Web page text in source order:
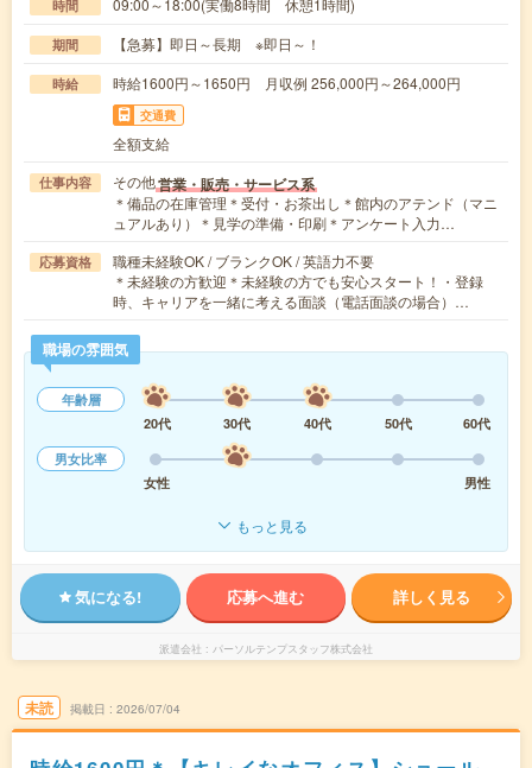
時間 09:00～18:00(実働8時間 休憩1時間)
期間 【急募】即日～長期 ※即日～！
時給 時給1600円～1650円 月収例 256,000円～264,000円
交通費
全額支給
仕事内容 その他営業・販売・サービス系
＊備品の在庫管理＊受付・お茶出し＊館内のアテンド（マニ
ュアルあり）＊見学の準備・印刷＊アンケート入力…
応募資格
職種未経験OK / ブランクOK / 英語力不要
＊未経験の方歓迎＊未経験の方でも安心スタート！・登録
時、キャリアを一緒に考える面談（電話面談の場合）…
職場の雰囲気
年齢層
20代
30代 40代 50代
60代
男女比率
女性
男性
もっと見る
気になる! 応募へ進む 詳しく見る
派遣会社 パーソルテンプスタッフ株式会社
未読 掲載日 2026/07/04